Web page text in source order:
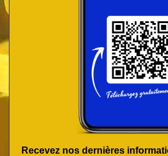
Recevez nos dernières